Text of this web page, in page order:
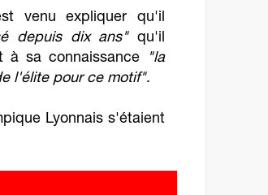
venu expliquer qu'il
depuis dix ans"qu'il
à sa connaissance
"la
l'élite pour ce motif".
Lyonnais s'étaient